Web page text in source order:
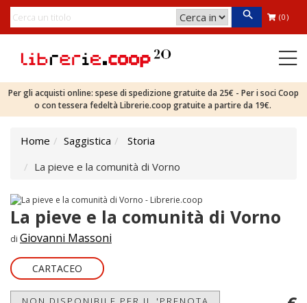
(0)
Per gli acquisti online: spese di spedizione gratuite da 25€ - Per i soci Coop
o con tessera fedeltà Librerie.coop gratuite a partire da 19€.
Home Saggistica
Storia
La pieve e la comunità di Vorno
La pieve e la comunità di Vorno
di Giovanni Massoni
CARTACEO